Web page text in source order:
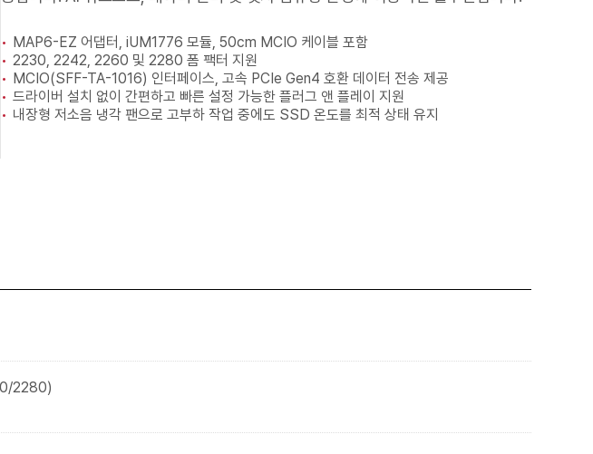
MAP6-EZ 어댑터, iUM1776 모듈, 50cm MCIO 케이블 포함
2230, 2242, 2260 및 2280 폼 팩터 지원
MCIO(SFF-TA-1016) 인터페이스, 고속 PCIe Gen4 호환 데이터 전송 제공
드라이버 설치 없이 간편하고 빠른 설정 가능한 플러그 앤 플레이 지원
내장형 저소음 냉각 팬으로 고부하 작업 중에도 SSD 온도를 최적 상태 유지
2280)